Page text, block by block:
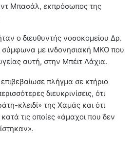
Μπασάλ, εκπρόσωπος της
ο διευθυντής νοσοκομείου Δρ.
με ινδονησιακή ΜΚΟ που
αυτή, στην Μπέιτ Λάχια.
πλήγμα σε κτήριο
διευκρινίσεις, ότι
κλειδί» της Χαμάς και ότι
τις οποίες «άμαχοι που δεν